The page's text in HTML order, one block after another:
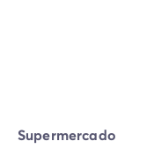
Supermercado